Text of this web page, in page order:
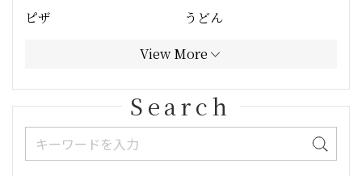
ピザ
うどん
View More
Search